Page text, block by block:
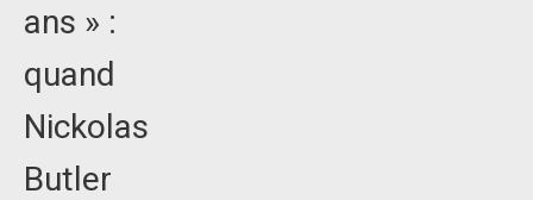
ans » :
quand
Nickolas
Butler